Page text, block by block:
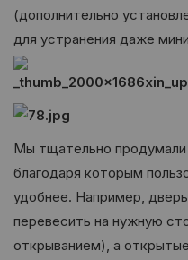
(дополнительно
для устранения даже
Мы тщательно
благодаря которым
удобнее. Например,
перевесить на нужную
открыванием), а